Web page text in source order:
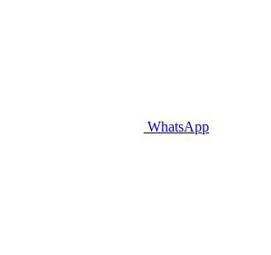
WhatsApp